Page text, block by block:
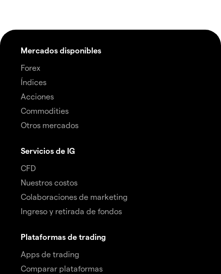
Mercados disponibles
Forex
Índices
Acciones
Commodities
Otros mercados
Servicios de IG
CFD
Nuestros costos
Colaboraciones de marketing
Ingreso y retirada de fondos
Plataformas de trading
Apps de trading
Comparar plataformas